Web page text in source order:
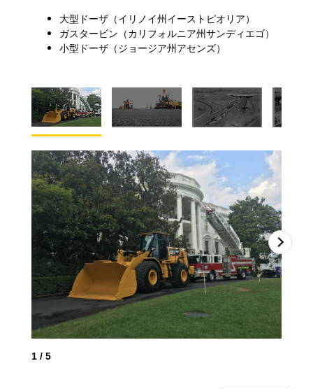
大型ドーザ（イリノイ州イーストピオリア）
ガスタービン（カリフォルニア州サンディエゴ）
小型ドーザ（ジョージア州アセンズ）
1 / 5